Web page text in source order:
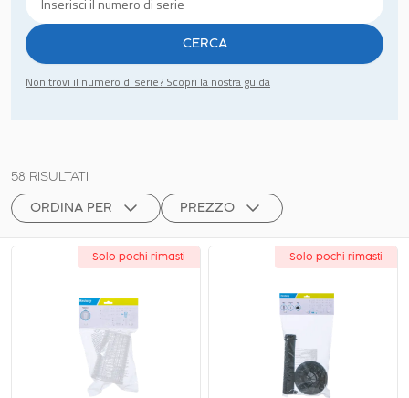
CERCA
Non trovi il numero di serie? Scopri la nostra guida
58 RISULTATI
ORDINA PER PREZZO
Solo pochi rimasti Solo pochi rimasti